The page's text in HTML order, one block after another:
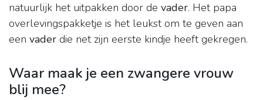
natuurlijk het uitpakken door de vader. Het papa
overlevingspakketje is het leukst om te geven aan
een vader die net zijn eerste kindje heeft gekregen.
Waar maak je een zwangere vrouw
blij mee?